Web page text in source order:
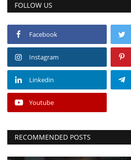
FOLLOW US
Facebook
Instagram
Linkedin
Youtube
RECOMMENDED POSTS